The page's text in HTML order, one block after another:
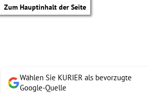
Zum Hauptinhalt der Seite
Wählen Sie KURIER als bevorzugte
Google-Quelle